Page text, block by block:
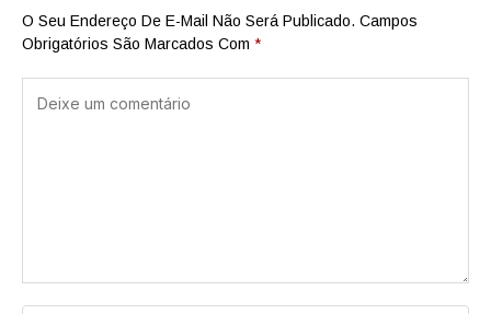
O Seu Endereço De E-Mail Não Será Publicado. Campos
Obrigatórios São Marcados Com *